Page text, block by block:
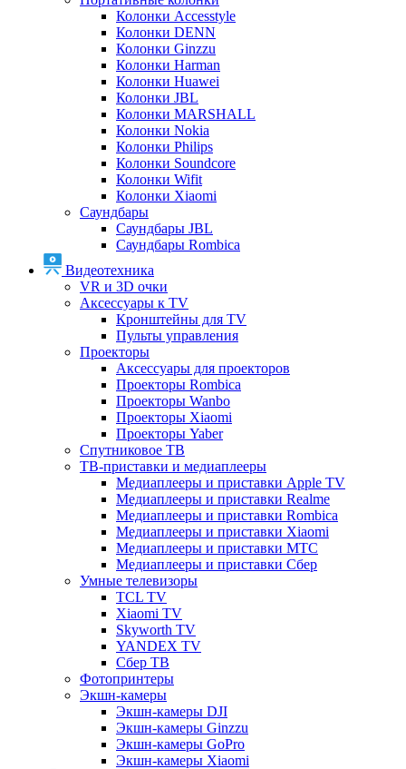
Колонки Accesstyle
Колонки DENN
Колонки Ginzzu
Колонки Harman
Колонки Huawei
Колонки JBL
Колонки MARSHALL
Колонки Nokia
Колонки Philips
Колонки Soundcore
Колонки Wifit
Колонки Xiaomi
Саундбары
Саундбары JBL
Саундбары Rombica
Видеотехника
VR и 3D очки
Аксессуары к TV
Кронштейны для TV
Пульты управления
Проекторы
Аксессуары для проекторов
Проекторы Rombica
Проекторы Wanbo
Проекторы Xiaomi
Проекторы Yaber
Спутниковое ТВ
ТВ-приставки и медиаплееры
Медиаплееры и приставки Apple TV
Медиаплееры и приставки Realme
Медиаплееры и приставки Rombica
Медиаплееры и приставки Xiaomi
Медиаплееры и приставки МТС
Медиаплееры и приставки Сбер
Умные телевизоры
TCL TV
Xiaomi TV
Skyworth TV
YANDEX TV
Сбер ТВ
Фотопринтеры
Экшн-камеры
Экшн-камеры DJI
Экшн-камеры Ginzzu
Экшн-камеры GoPro
Экшн-камеры Xiaomi